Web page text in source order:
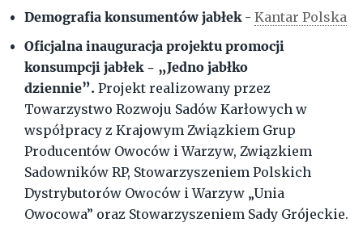
Demografia konsumentów jabłek - Kantar Polska
Oficjalna inauguracja projektu promocji
konsumpcji jabłek - „Jedno jabłko
dziennie”. Projekt realizowany przez
Towarzystwo Rozwoju Sadów Karłowych w
współpracy z Krajowym Związkiem Grup
Producentów Owoców i Warzyw, Związkiem
Sadowników RP, Stowarzyszeniem Polskich
Dystrybutorów Owoców i Warzyw „Unia
Owocowa” oraz Stowarzyszeniem Sady Grójeckie.